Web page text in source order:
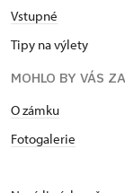
Vstupné
Tipy na výlety
MOHLO BY VÁS
O zámku
Fotogalerie